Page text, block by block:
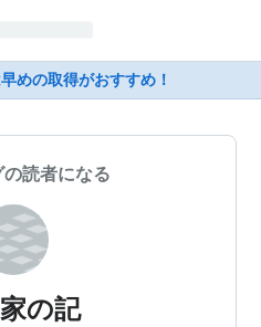
めの取得がおすすめ！
読者になる
の記